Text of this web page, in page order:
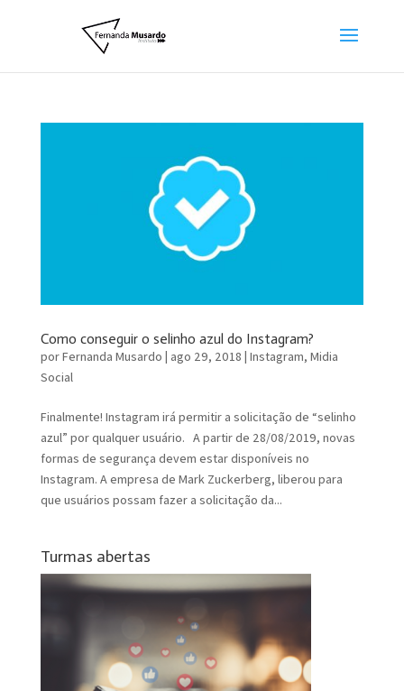
Como conseguir o selinho azul do Instagram?
porFernanda Musardo | ago 29, 2018 | Instagram, Midia
Social
Finalmente! Instagram irá permitir a solicitação de “selinho
azul” por qualquer usuário. A partir de 28/08/2019, novas
formas de segurança devem estar disponíveis no
Instagram. A empresa de Mark Zuckerberg, liberou para
que usuários possam fazer a solicitação da...
Turmas abertas